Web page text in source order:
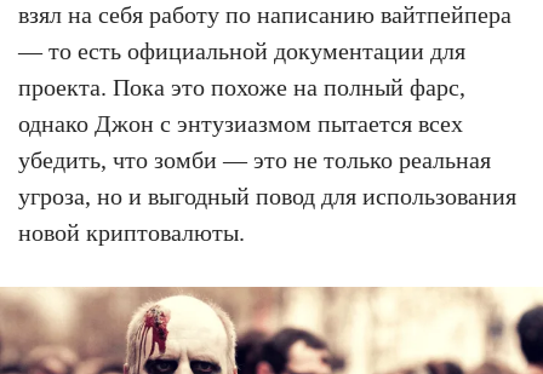
взял на себя работу по написанию вайтпейпера
— то есть официальной документации для
проекта. Пока это похоже на полный фарс,
однако Джон с энтузиазмом пытается всех
убедить, что зомби — это не только реальная
угроза, но и выгодный повод для использования
новой криптовалюты.